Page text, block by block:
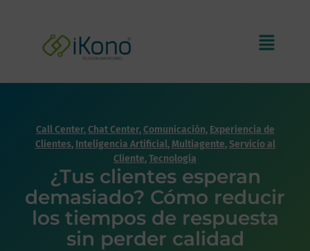
Call Center,Chat Center,Comunicación, Experiencia de
Clientes, Inteligencia Artificial,Multiagente,Servicio al
Cliente,Tecnología
¿Tus clientes esperan
demasiado? Cómo reducir
los tiempos de respuesta
sin perder calidad